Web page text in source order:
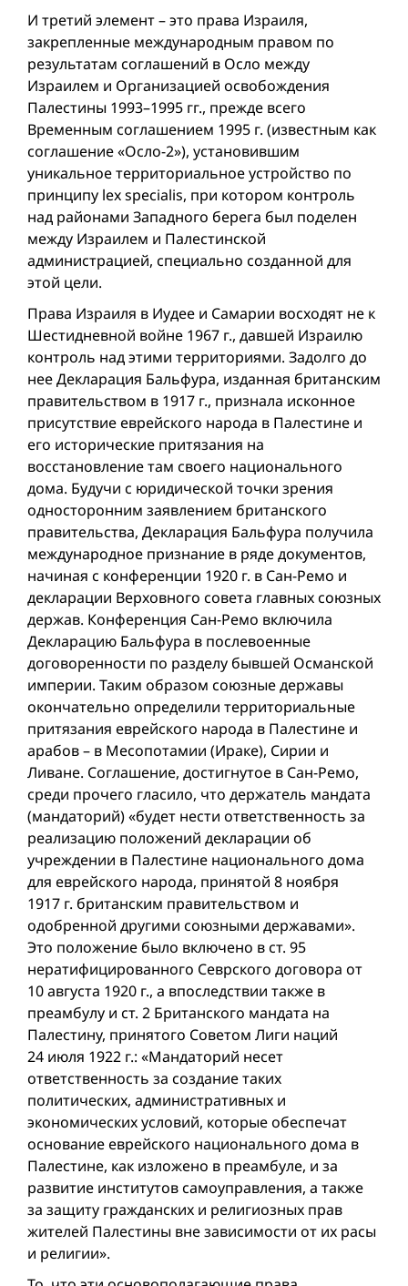
И третий элемент – это права Израиля,
закрепленные международным правом по
результатам соглашений в Осло между
Израилем и Организацией освобождения
Палестины 1993–1995 гг., прежде всего
Временным соглашением 1995 г. (известным как
соглашение «Осло-2»), установившим
уникальное территориальное устройство по
принципу lex specialis, при котором контроль
над районами Западного берега был поделен
между Израилем и Палестинской
администрацией, специально созданной для
этой цели.
Права Израиля в Иудее и Самарии восходят не к
Шестидневной вой­не 1967 г., давшей Израилю
контроль над этими территориями. Задолго до
нее Декларация Бальфура, изданная британским
правительством в 1917 г., признала исконное
присутствие еврейского народа в Палестине и
его исторические притязания на
восстановление там своего национального
дома. Будучи с юридической точки зрения
односторонним заявлением британского
правительства, Декларация Бальфура получила
международное признание в ряде документов,
начиная с конференции 1920 г. в Сан-Ремо и
декларации Верховного совета главных союзных
держав. Конференция Сан-Ремо включила
Декларацию Бальфура в послевоенные
договоренности по разделу бывшей Османской
империи. Таким образом союзные державы
окончательно определили территориальные
притязания еврейского народа в Палестине и
арабов – в Месопотамии (Ираке), Сирии и
Ливане. Соглашение, достигнутое в Сан-Ремо,
среди прочего гласило, что держатель мандата
(мандаторий) «будет нести ответственность за
реализацию положений декларации об
учреждении в Палестине национального дома
для еврейского народа, принятой 8 ноября
1917 г. британским правительством и
одобренной другими союзными державами».
Это положение было включено в ст. 95
нератифицированного Севрского договора от
10 августа 1920 г., а впоследствии также в
преамбулу и ст. 2 Британского мандата на
Палестину, принятого Советом Лиги наций
24 июля 1922 г.: «Мандаторий несет
ответственность за создание таких
политических, административных и
экономических условий, которые обеспечат
основание еврейского национального дома в
Палестине, как изложено в преамбуле, и за
развитие институтов самоуправления, а также
за защиту гражданских и религиозных прав
жителей Палестины вне зависимости от их расы
и религии».